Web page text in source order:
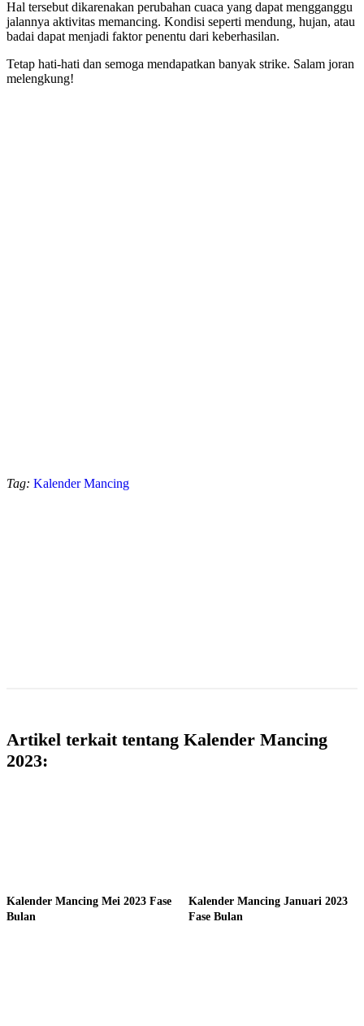
Hal tersebut dikarenakan perubahan cuaca yang dapat mengganggu
jalannya aktivitas memancing. Kondisi seperti mendung, hujan, atau
badai dapat menjadi faktor penentu dari keberhasilan.
Tetap hati-hati dan semoga mendapatkan banyak strike. Salam joran
melengkung!
Tag: Kalender Mancing
Artikel terkait tentang Kalender Mancing
2023:
Kalender Mancing Mei 2023 Fase
Bulan
Kalender Mancing Januari 2023
Fase Bulan